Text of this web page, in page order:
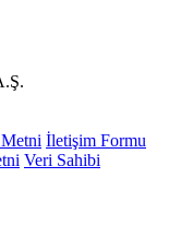
İletişim Formu
Veri Sahibi